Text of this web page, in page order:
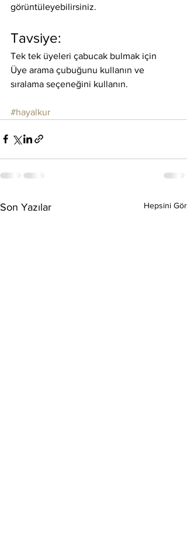
görüntüleyebilirsiniz.
Tavsiye:
Tek tek üyeleri çabucak bulmak için
Üye arama çubuğunu kullanın ve
sıralama seçeneğini kullanın.
#hayalkur
Son Yazılar Hepsini Gör